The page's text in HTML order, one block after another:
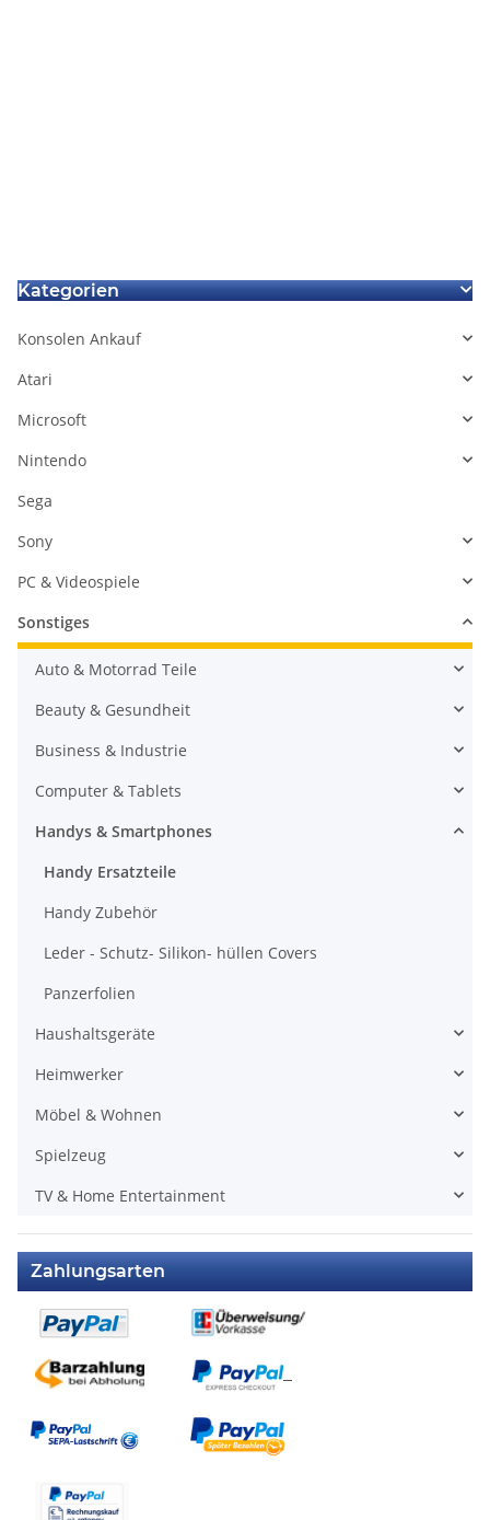
Sensor-Flexkabel für iPhone
3G und 3GS
7,99 €
Kategorien
Konsolen Ankauf
Atari
Microsoft
Nintendo
Sega
Sony
PC & Videospiele
Sonstiges
Auto & Motorrad Teile
Beauty & Gesundheit
Business & Industrie
Computer & Tablets
Handys & Smartphones
Handy Ersatzteile
Handy Zubehör
Leder - Schutz- Silikon- hüllen Covers
Panzerfolien
Haushaltsgeräte
Heimwerker
Möbel & Wohnen
Spielzeug
TV & Home Entertainment
Zahlungsarten